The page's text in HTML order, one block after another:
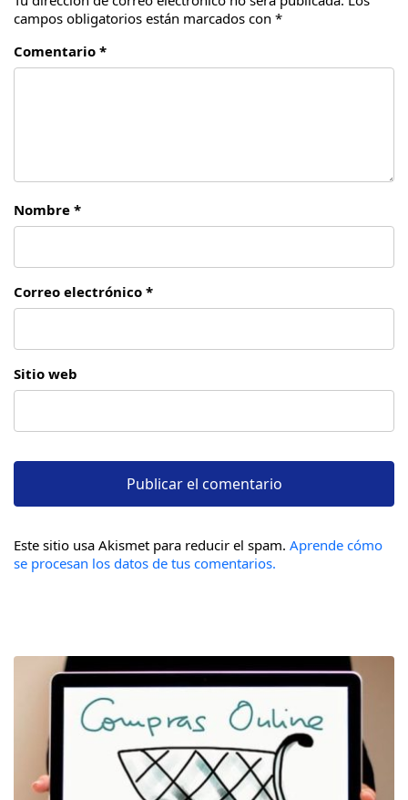
campos obligatorios están marcados con *
Comentario *
Nombre *
Correo electrónico *
Sitio web
Este sitio usa Akismet para reducir el spam. Aprende cómo
se procesan los datos de tus comentarios.